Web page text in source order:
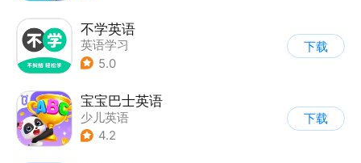
不学英语
英语学习
5.0
下载
宝宝巴士英语
少儿英语
4.2
下载